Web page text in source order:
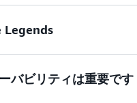
ャルメディアに投稿しよ
見つけようと奮闘してい
AI Unicorn Party
の変革力を直接体験でき
Legends
! Unicorn.Rentals のセキ
バビリティは重要です